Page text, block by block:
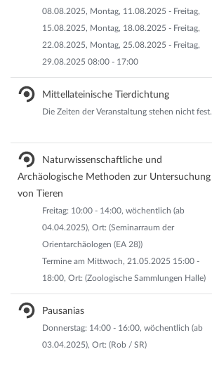
08.08.2025, Montag, 11.08.2025 - Freitag,
15.08.2025, Montag, 18.08.2025 - Freitag,
22.08.2025, Montag, 25.08.2025 - Freitag,
29.08.2025 08:00 - 17:00
Mittellateinische Tierdichtung
Die Zeiten der Veranstaltung stehen nicht fest.
Naturwissenschaftliche und
Archäologische Methoden zur Untersuchung
von Tieren
Freitag: 10:00 - 14:00, wöchentlich (ab
04.04.2025), Ort: (Seminarraum der
Orientarchäologen (EA 28))
Termine am Mittwoch, 21.05.2025 15:00 -
18:00, Ort: (Zoologische Sammlungen Halle)
Pausanias
Donnerstag: 14:00 - 16:00, wöchentlich (ab
03.04.2025), Ort: (Rob / SR)